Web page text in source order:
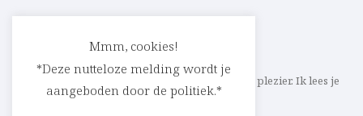
Schrijf ik straks mee aan jouw verhaal? Met veel plezier. Ik lees je
heel graag op
cedric@parlevink.be
Mmm, cookies!
*Deze nutteloze melding wordt je
aangeboden door de politiek.*